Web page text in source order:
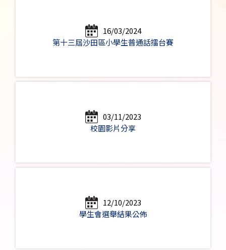
16/03/2024
第十三屆沙田區小學生普通話擂台賽
03/11/2023
校園影片分享
12/10/2023
學生會選舉結果公佈